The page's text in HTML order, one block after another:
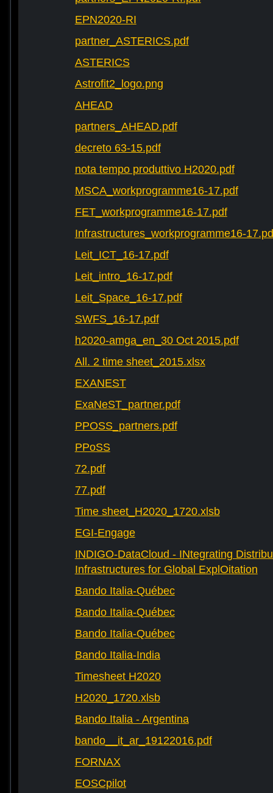
EPN2020-RI
partner_ASTERICS.pdf
ASTERICS
Astrofit2_logo.png
AHEAD
partners_AHEAD.pdf
decreto 63-15.pdf
nota tempo produttivo H2020.pdf
MSCA_workprogramme16-17.pdf
FET_workprogramme16-17.pdf
Infrastructures_workprogramme16-
Leit_ICT_16-17.pdf
Leit_intro_16-17.pdf
Leit_Space_16-17.pdf
SWFS_16-17.pdf
h2020-amga_en_30 Oct 2015.pdf
All. 2 time sheet_2015.xlsx
EXANEST
ExaNeST_partner.pdf
PPOSS_partners.pdf
PPoSS
72.pdf
77.pdf
Time sheet_H2020_1720.xlsb
EGI-Engage
INDIGO-DataCloud - INtegrating
Infrastructures for Global ExplOitation
Bando Italia-Québec
Bando Italia-Québec
Bando Italia-Québec
Bando Italia-India
Timesheet H2020
H2020_1720.xlsb
Bando Italia - Argentina
bando__it_ar_19122016.pdf
FORNAX
EOSCpilot